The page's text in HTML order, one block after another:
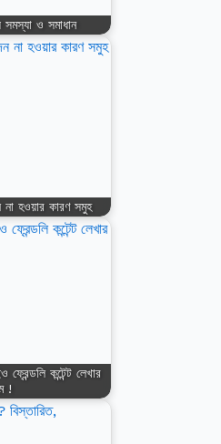
ও সমাধান
হওয়ার কারণ সমুহ
ফ্রেন্ডলি কন্টেন্ট লেখার
!